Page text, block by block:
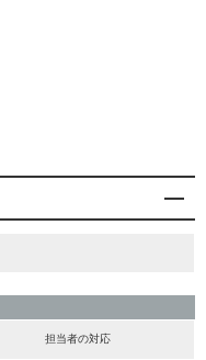
担当者の対応